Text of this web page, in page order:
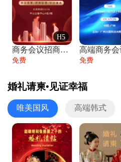
H5
商务会议招商展会科技峰会邀请函年会邀请
免费 免费
婚礼请柬•见证幸福
唯美国风 高端韩式